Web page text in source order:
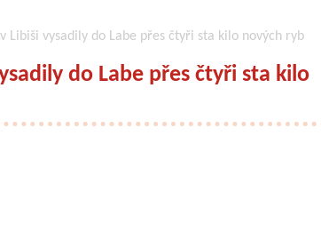
Libiši vysadily do Labe přes čtyři sta kilo nových ryb
do Labe přes čtyři sta kilo